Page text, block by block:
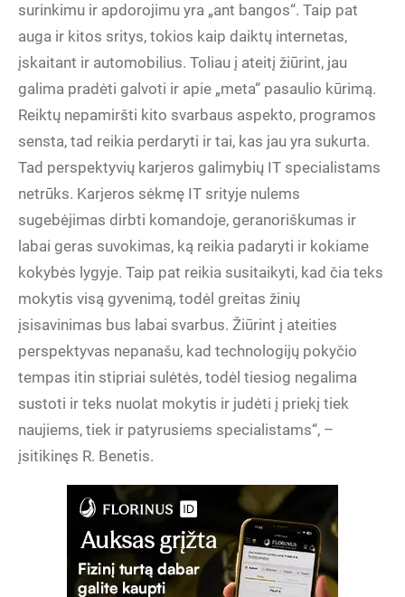
surinkimu ir apdorojimu yra „ant bangos“. Taip pat
auga ir kitos sritys, tokios kaip daiktų internetas,
įskaitant ir automobilius. Toliau į ateitį žiūrint, jau
galima pradėti galvoti ir apie „meta“ pasaulio kūrimą.
Reiktų nepamiršti kito svarbaus aspekto, programos
sensta, tad reikia perdaryti ir tai, kas jau yra sukurta.
Tad perspektyvių karjeros galimybių IT specialistams
netrūks. Karjeros sėkmę IT srityje nulems
sugebėjimas dirbti komandoje, geranoriškumas ir
labai geras suvokimas, ką reikia padaryti ir kokiame
kokybės lygyje. Taip pat reikia susitaikyti, kad čia teks
mokytis visą gyvenimą, todėl greitas žinių
įsisavinimas bus labai svarbus. Žiūrint į ateities
perspektyvas nepanašu, kad technologijų pokyčio
tempas itin stipriai sulėtės, todėl tiesiog negalima
sustoti ir teks nuolat mokytis ir judėti į priekį tiek
naujiems, tiek ir patyrusiems specialistams“, –
įsitikinęs R. Benetis.